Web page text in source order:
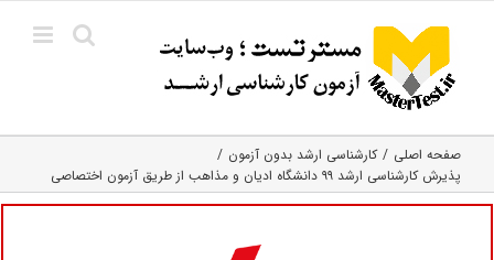
content
صفحه اصلی
کارشناسی ارشد بدون آزمون
پذیرش کارشناسی ارشد ۹۹ دانشگاه ادیان و مذاهب از طریق آزمون اختصاصی